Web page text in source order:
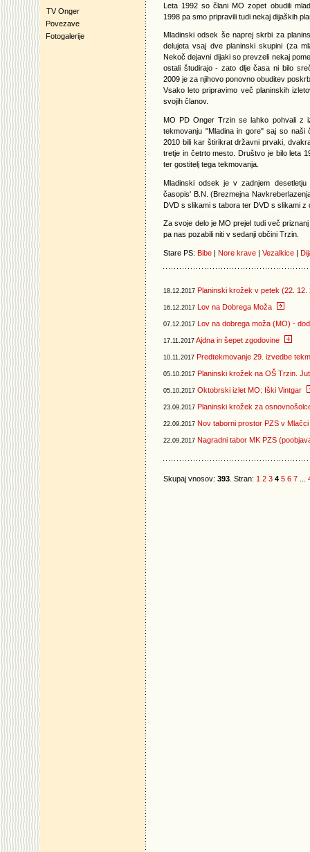
TV Onger
Povezave
Fotogalerije
Leta 1992 so člani MO zopet obudili
1998 pa smo pripravili tudi nekaj dijaških
Mladinski odsek še naprej skrbi za
delujeta vsaj dve planinski skupini (za
Nekoč dejavni dijaki so prevzeli nekaj
ostali študirajo - zato dlje časa ni bilo
2009 je za njihovo ponovno obuditev
Vsako leto pripravimo več planinskih
svojih članov.
MO PD Onger Trzin se lahko pohvali z
tekmovanju "Mladina in gore" saj so naši
2010 bili kar štirikrat državni prvaki,
tretje in četrto mesto. Društvo je bilo leta
ter gostitelj tega tekmovanja.
Mladinski odsek je v zadnjem
časopis' B.N. (Brezmejna
DVD s slikami s tabora ter DVD s slikami z
Za svoje delo je MO prejel tudi več
pa nas pozabili niti v sedanji občini Trzin.
Stare PS: Bibe | Nore krave | Vezalkice |
18.12.2017 Planinski krožek v petek (22. 12.
16.12.2017 Lov na Dobrega Moža
07.12.2017 Lov na dobrega moža (MO) -
17.11.2017 Ajdna in šepet zgodovine
10.11.2017 Predtekmovanje 29. izvedbe
05.10.2017 Planinski krožek na OŠ Trzin.
05.10.2017 Oktobrski izlet MO: Iški Vintgar
23.09.2017 Planinski krožek za
22.09.2017 Nov taborni prostor PZS v
22.09.2017 Nagradni tabor MK PZS
Skupaj vnosov: 393 . Stran: 1 2 3 4 5 6 7